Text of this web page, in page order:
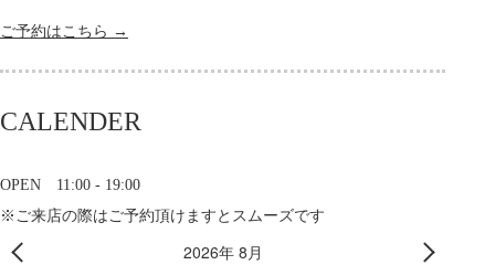
ご予約はこちら →
CALENDER
OPEN 11:00 - 19:00
※ご来店の際はご予約頂けますとスムーズです
2026年 8月